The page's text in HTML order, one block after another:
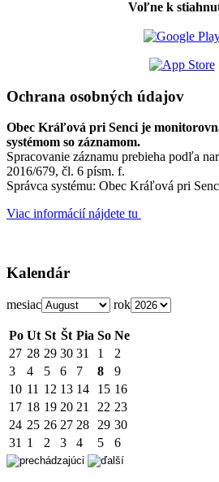
Voľne k
Ochrana osobných údajov
Obec Kráľová pri Senci je
systémom so záznamom.
Spracovanie záznamu prebieha podľa
2016/679, čl. 6 písm. f.
Správca systému: Obec Kráľová pri
Viac informácií nájdete tu
Kalendár
mesiac rok
Po Ut St Št Pia So Ne
27 28 29 30 31 1
2
3
4 5 6 7 8
9
10 11 12 13 14 15 16
17 18 19 20 21 22 23
24 25 26 27 28 29 30
31 1 2 3 4 5 6